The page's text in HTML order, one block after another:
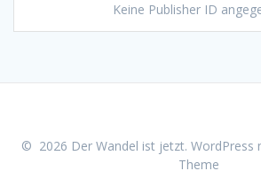
Keine Publisher ID
© 2026 Der Wandel ist jetzt. WordPress
Theme